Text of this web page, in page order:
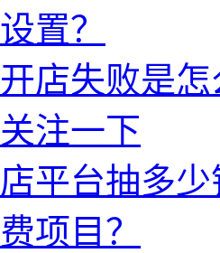
置？
店失败是
注一下
平台抽多
项目？